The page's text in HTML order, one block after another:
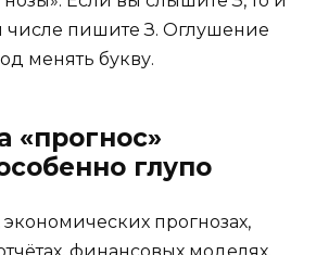
числе пишите З. Оглушение
менять букву.
«прогнос»
глупо
экономических прогнозах,